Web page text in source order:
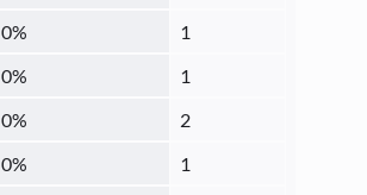
0%
1
0%
1
0%
2
0%
1